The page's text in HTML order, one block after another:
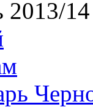
2013/14